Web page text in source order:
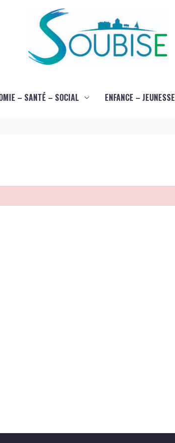
– SANTÉ – SOCIAL ENFANCE – JEUNESSE